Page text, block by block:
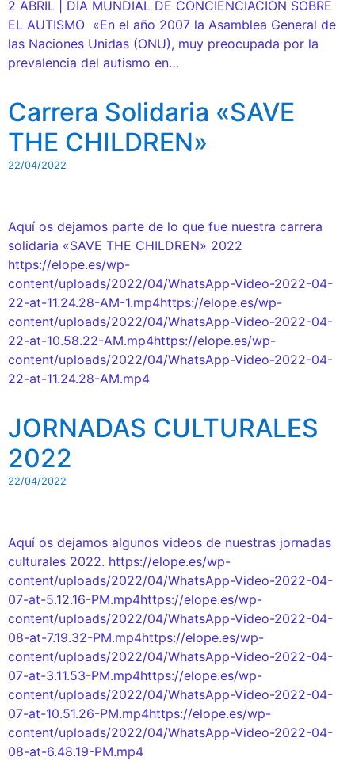
2 ABRIL | DÍA MUNDIAL DE CONCIENCIACIÓN SOBRE
EL AUTISMO «En el año 2007 la Asamblea General de
las Naciones Unidas (ONU), muy preocupada por la
prevalencia del autismo en…
Carrera Solidaria «SAVE
THE CHILDREN»
22/04/2022
Aquí os dejamos parte de lo que fue nuestra carrera
solidaria «SAVE THE CHILDREN» 2022
https://elope.es/wp-
content/uploads/2022/04/WhatsApp-Video-2022-04-
22-at-11.24.28-AM-1.mp4https://elope.es/wp-
content/uploads/2022/04/WhatsApp-Video-2022-04-
22-at-10.58.22-AM.mp4https://elope.es/wp-
content/uploads/2022/04/WhatsApp-Video-2022-04-
22-at-11.24.28-AM.mp4
JORNADAS CULTURALES
2022
22/04/2022
Aquí os dejamos algunos videos de nuestras jornadas
culturales 2022. https://elope.es/wp-
content/uploads/2022/04/WhatsApp-Video-2022-04-
07-at-5.12.16-PM.mp4https://elope.es/wp-
content/uploads/2022/04/WhatsApp-Video-2022-04-
08-at-7.19.32-PM.mp4https://elope.es/wp-
content/uploads/2022/04/WhatsApp-Video-2022-04-
07-at-3.11.53-PM.mp4https://elope.es/wp-
content/uploads/2022/04/WhatsApp-Video-2022-04-
07-at-10.51.26-PM.mp4https://elope.es/wp-
content/uploads/2022/04/WhatsApp-Video-2022-04-
08-at-6.48.19-PM.mp4